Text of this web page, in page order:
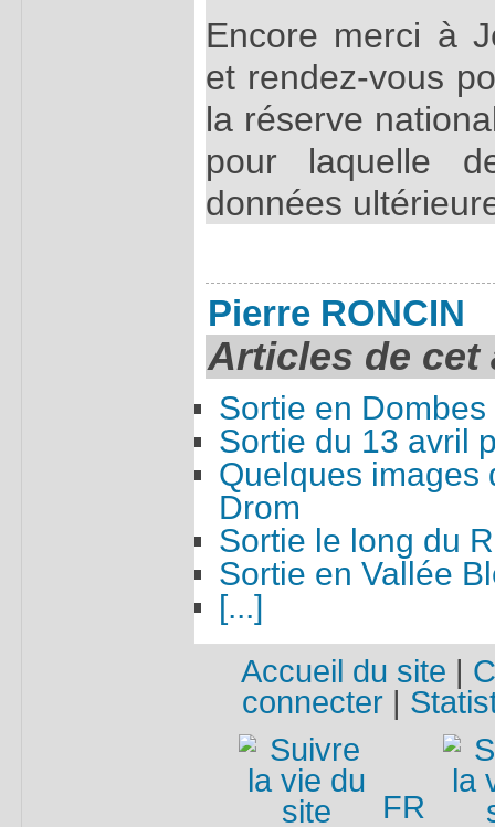
Encore merci à
et rendez-vous
la réserve
pour laquelle
données
Pierre RONCIN
Articles de cet
Sortie en
Sortie du 13 avril
Quelques images
Drom
Sortie le long du
Sortie en Vallée
[...]
Accueil du site |
connecter|
FR